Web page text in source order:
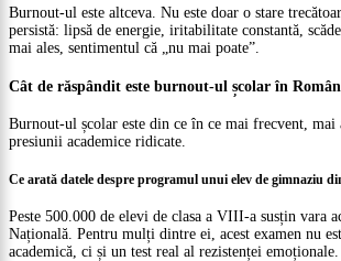
Burnout-ul este altceva. Nu este doar o stare
persistă: lipsă de energie, iritabilitate constantă,
mai ales, sentimentul că „nu mai poate”.
Cât de răspândit este burnout-ul școlar în
Burnout-ul școlar este din ce în ce mai frecvent, mai
presiunii academice ridicate.
Ce arată datele despre programul unui elev de gimnaziu
Peste 500.000 de elevi de clasa a VIII-a susțin vara
Națională. Pentru mulți dintre ei, acest examen nu
academică, ci și un test real al rezistenței emoționale.